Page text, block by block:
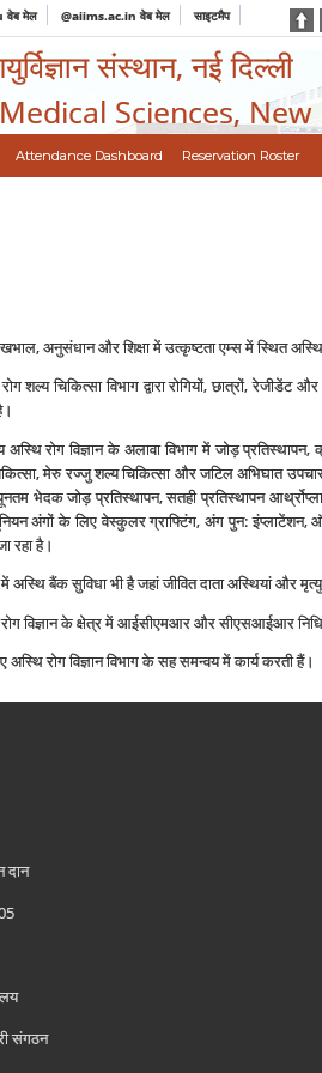
वेब मेल @aiims.ac.in वेब मेल साइटमैप
संस्थान, नई दिल्ली
Sciences, New
Attendance Dashboard Reservation Roster
अनुसंधान और शिक्षा में उत्‍कृष्‍टता एम्‍स में स्थित अस्थि
शल्‍य चिकित्‍सा विभाग द्वारा रोगियों, छात्रों,
अस्थि रोग विज्ञान के अलावा विभाग में जोड़
मेरु रज्‍जु शल्‍य चिकित्‍सा और जटिल अभिघात
भेदक जोड़ प्रतिस्‍थापन, सतही प्रतिस्‍थापन
अंगों के लिए वेस्‍कुलर ग्राफ्टिंग, अंग पुन: इंप्‍लाटेंशन,
रहा है।
में अस्थि बैंक सुविधा भी है जहां जीवित दाता अस्थियां और
विज्ञान के क्षेत्र में आईसीएमआर और सीएसआईआर
रोग विज्ञान विभाग के सह समन्‍वय में कार्य करती हैं।
दान
संगठन